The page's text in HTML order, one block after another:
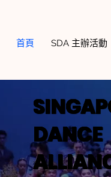
首頁 SDA 主辦活動
DANCE